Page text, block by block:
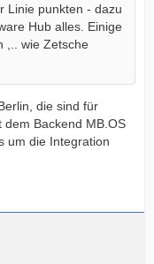
Linie punkten - dazu
Hub alles. Einige
,.. wie Zetsche
die sind für
dem Backend MB.OS
um die Integration